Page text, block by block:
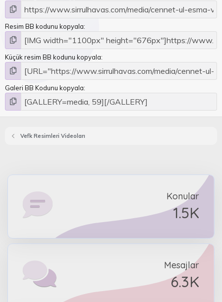
Resim BB kodunu kopyala
Küçük resim BB kodunu kopyala
Galeri BB Kodunu kopyala
Vefk Resimleri Videoları
Konular
1.5K
Mesajlar
6.3K